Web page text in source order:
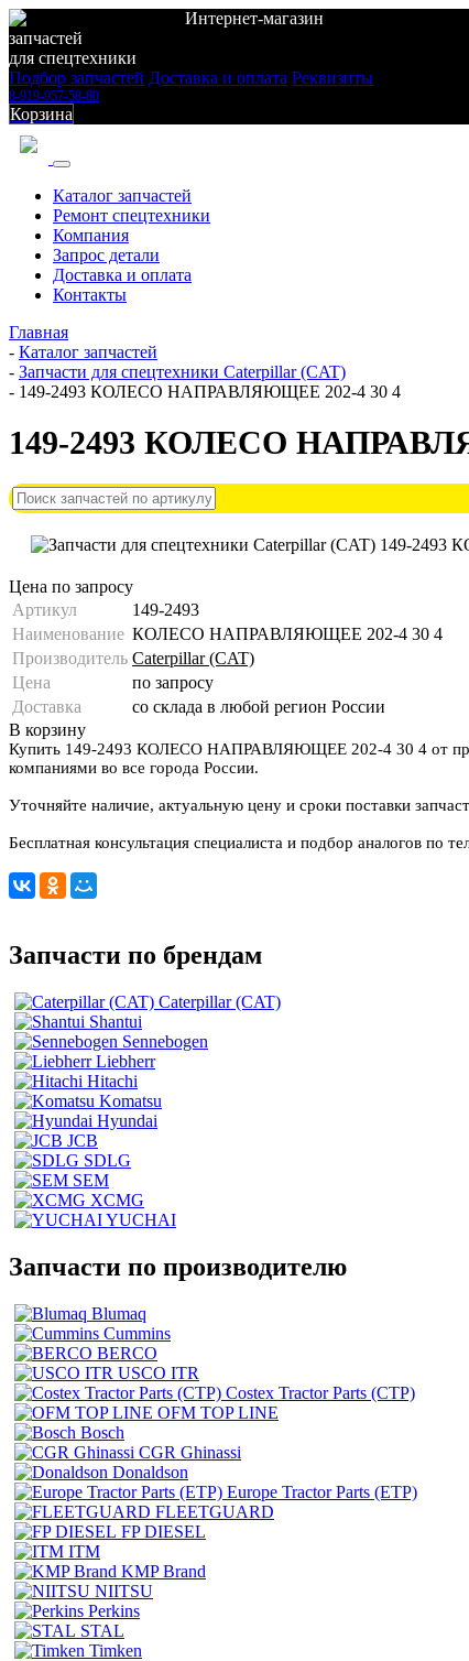
Интернет-магазин
запчастей
для спецтехники
Подбор запчастей Доставка и оплата Реквизиты
8-919-957-58-80
Корзина
Каталог запчастей
Ремонт спецтехники
Компания
Запрос детали
Доставка и оплата
Контакты
Главная
- Каталог запчастей
- Запчасти для спецтехники Caterpillar (CAT)
- 149-2493 КОЛЕСО НАПРАВЛЯЮЩЕЕ 202-4 30 4
149-2493 КОЛЕСО
Цена по запросу
Артикул
149-2493
Наименование КОЛЕСО НАПРАВЛЯЮЩЕЕ 202-4 30 4
Производитель Caterpillar (CAT)
Цена
по запросу
Доставка
со склада в любой регион России
В корзину
Купить 149-2493 КОЛЕСО НАПРАВЛЯЮЩЕЕ 202-4 30 4 от
компаниями во все города России.
Уточняйте наличие, актуальную цену и сроки поставки
Бесплатная консультация специалиста и подбор аналогов по
Запчасти по брендам
Caterpillar (CAT)
Shantui
Sennebogen
Liebherr
Hitachi
Komatsu
Hyundai
JCB
SDLG
SEM
XCMG
YUCHAI
Запчасти по производителю
Blumaq
Cummins
BERCO
USCO ITR
Costex Tractor Parts (CTP)
OFM TOP LINE
Bosch
CGR Ghinassi
Donaldson
Europe Tractor Parts (ETP)
FLEETGUARD
FP DIESEL
ITM
KMP Brand
NIITSU
Perkins
STAL
Timken